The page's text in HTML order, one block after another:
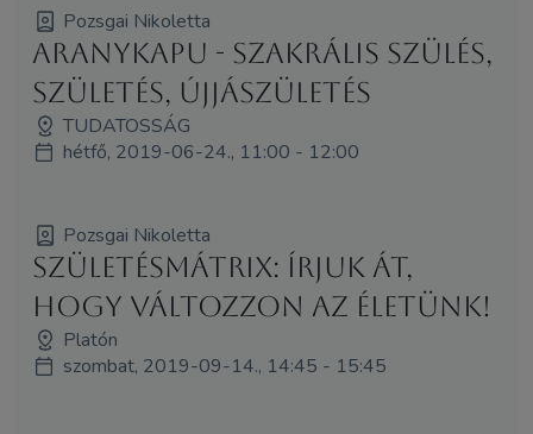
Pozsgai Nikoletta
AranyKapu - szakrális szülés,
születés, újjászületés
TUDATOSSÁG
hétfő, 2019-06-24., 11:00 - 12:00
Pozsgai Nikoletta
SzületésMátrix: írjuk át,
hogy változzon az életünk!
Platón
szombat, 2019-09-14., 14:45 - 15:45